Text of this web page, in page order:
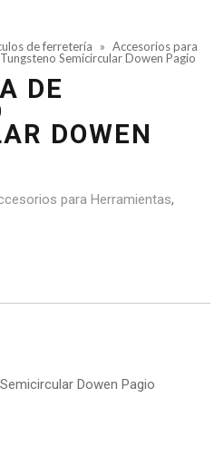
de ferretería » Accesorios para
Semicircular Dowen Pagio
DE
DOWEN
para Herramientas,
Dowen Pagio